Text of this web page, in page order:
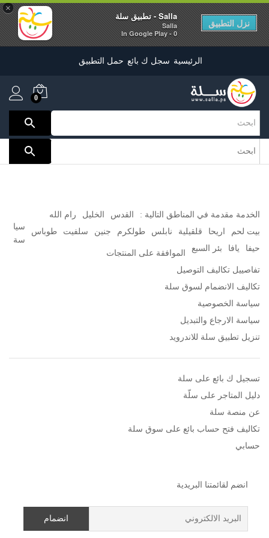
×
Salla - تطبيق سلة
Salla
0 - In Google Play
نزل التطبيق
الرئيسية سجل ك بائع حمل التطبيق
0
الخدمة مقدمة في المناطق التالية : القدس الخليل
رام الله
بيت لحم
اريحا قلقيلية نابلس طولكرم جنين سلفيت
طوباس
حيفا
يافا بئر السبع
سيا
سة
الموافقة على المنتجات
تفاصييل تكاليف التوصيل
تكاليف الانضمام لسوق سلة
سياسة الخصوصية
سياسة الارجاع والتبديل
تنزيل تطبيق سلة للاندرويد
تسجيل ك بائع على سلة
دليل المتاجر على سلّة
عن منصة سلة
تكاليف فتح حساب بائع على سوق سلة
حسابي
انضم لقائمتنا البريدية